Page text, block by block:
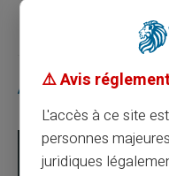
Articles similaires
⚠️ Avis
L'accès à ce site
personnes
juridiques